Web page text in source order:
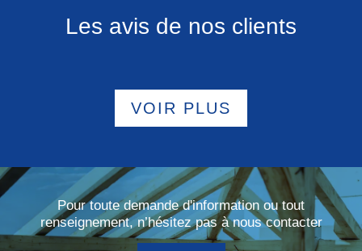
Les avis de nos clients
VOIR PLUS
Pour toute demande d'information ou tout
renseignement, n’hésitez pas à nous contacter